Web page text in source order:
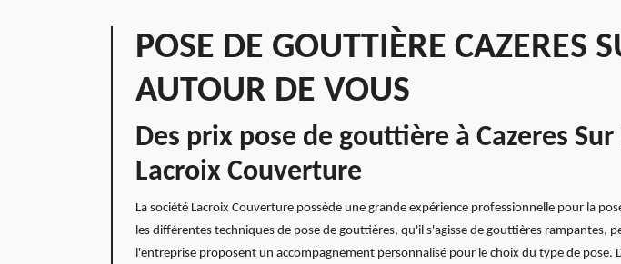
POSE DE GOUTTIÈRE CAZERES
AUTOUR DE VOUS
Des prix pose de gouttière à Cazeres
Lacroix Couverture
La société Lacroix Couverture possède une grande expérience professionnelle pour la
les différentes techniques de pose de gouttières, qu'il s'agisse de gouttières rampantes,
l'entreprise proposent un accompagnement personnalisé pour le choix du type de